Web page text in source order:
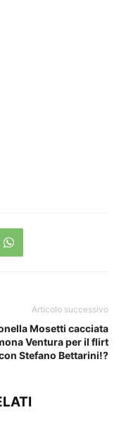
Articolo successivo
Mosetti cacciata
Ventura per il flirt
Stefano Bettarini!?